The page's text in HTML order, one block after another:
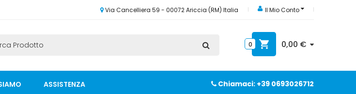
Via Cancelliera 59 - 00072 Ariccia (RM) Italia Il Mio Conto
0 0,00 €
ASSISTENZA Chiamaci: +39 0693026712